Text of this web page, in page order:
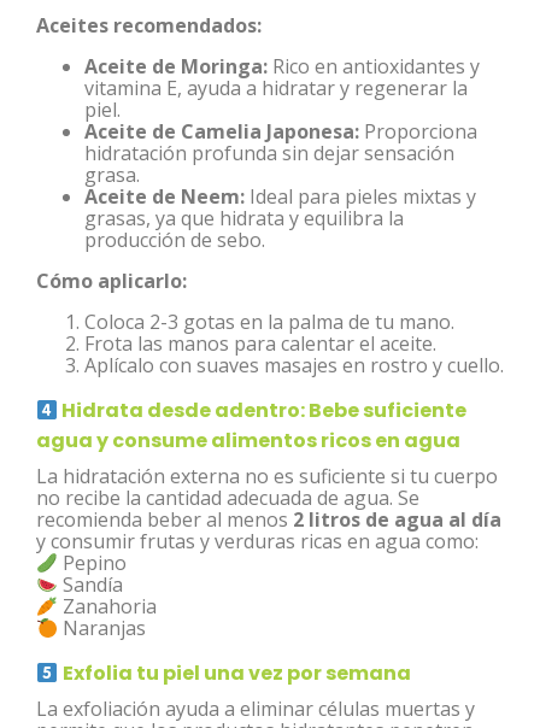
Aceites recomendados:
Aceite de Moringa: Rico en antioxidantes y
vitamina E, ayuda a hidratar y regenerar la
piel.
Aceite de Camelia Japonesa: Proporciona
hidratación profunda sin dejar sensación
grasa.
Aceite de Neem: Ideal para pieles mixtas y
grasas, ya que hidrata y equilibra la
producción de sebo.
Cómo aplicarlo:
Coloca 2-3 gotas en la palma de tu mano.
Frota las manos para calentar el aceite.
Aplícalo con suaves masajes en rostro y cuello.
Hidrata desde adentro: Bebe suficiente
agua y consume alimentos ricos en agua
La hidratación externa no es suficiente si tu cuerpo
no recibe la cantidad adecuada de agua. Se
recomienda beber al menos 2 litros de agua al día
y consumir frutas y verduras ricas en agua como:
Pepino
Sandía
Zanahoria
Naranjas
Exfolia tu piel una vez por semana
La exfoliación ayuda a eliminar células muertas y